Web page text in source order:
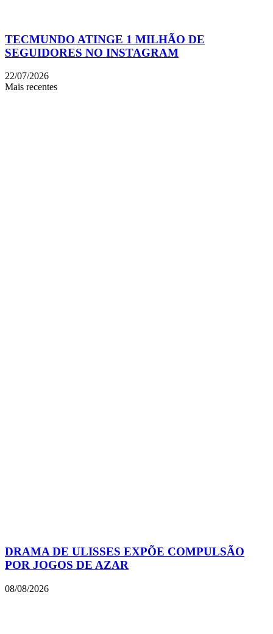
TECMUNDO ATINGE 1 MILHÃO DE
SEGUIDORES NO INSTAGRAM
22/07/2026
Mais recentes
DRAMA DE ULISSES EXPÕE COMPULSÃO
POR JOGOS DE AZAR
08/08/2026